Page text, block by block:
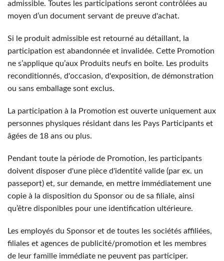
admissible. Toutes les participations seront contrôlées au
moyen d’un document servant de preuve d'achat.
Si le produit admissible est retourné au détaillant, la
participation est abandonnée et invalidée. Cette Promotion
ne s’applique qu’aux Produits neufs en boîte. Les produits
reconditionnés, d'occasion, d'exposition, de démonstration
ou sans emballage sont exclus.
La participation à la Promotion est ouverte uniquement aux
personnes physiques résidant dans les Pays Participants et
âgées de 18 ans ou plus.
Pendant toute la période de Promotion, les participants
doivent disposer d'une pièce d'identité valide (par ex. un
passeport) et, sur demande, en mettre immédiatement une
copie à la disposition du Sponsor ou de sa filiale, ainsi
qu’être disponibles pour une identification ultérieure.
Les employés du Sponsor et de toutes les sociétés affiliées,
filiales et agences de publicité/promotion et les membres
de leur famille immédiate ne peuvent pas participer.